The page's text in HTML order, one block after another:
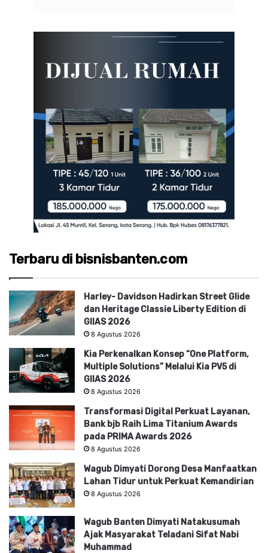
Terbaru di bisnisbanten.com
Harley- Davidson Hadirkan Street Glide
dan Heritage Classie Liberty Edition di
GIIAS 2026
8 Agustus 2026
Kia Perkenalkan Konsep “One Platform,
Multiple Solutions” Melalui Kia PV5 di
GIIAS 2026
8 Agustus 2026
Transformasi Digital Perkuat Layanan,
Bank bjb Raih Lima Titanium Awards
pada PRIMA Awards 2026
8 Agustus 2026
Wagub Dimyati Dorong Desa Manfaatkan
Lahan Tidur untuk Perkuat Kemandirian
8 Agustus 2026
Wagub Banten Dimyati Natakusumah
Ajak Masyarakat Teladani Sifat Nabi
Muhammad